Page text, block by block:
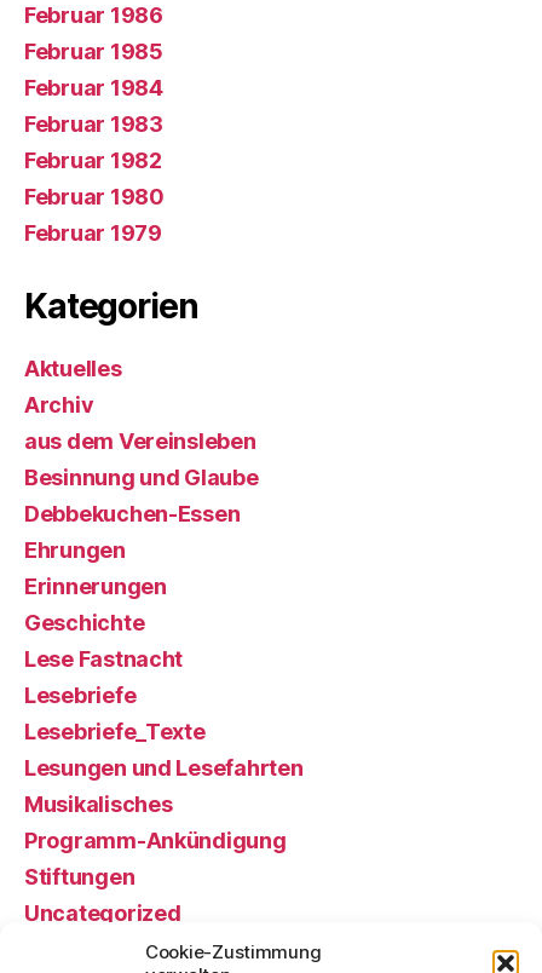
Cookie-Zustimmung
Februar 1986
Februar 1985
Februar 1984
Februar 1983
Februar 1982
Februar 1980
Februar 1979
Kategorien
Aktuelles
Archiv
aus dem Vereinsleben
Besinnung und Glaube
Debbekuchen-Essen
Ehrungen
Erinnerungen
Geschichte
Lese Fastnacht
Lesebriefe
Lesebriefe_Texte
Lesungen und Lesefahrten
Musikalisches
Programm-Ankündigung
Stiftungen
Uncategorized
Veranstaltung, gewesen